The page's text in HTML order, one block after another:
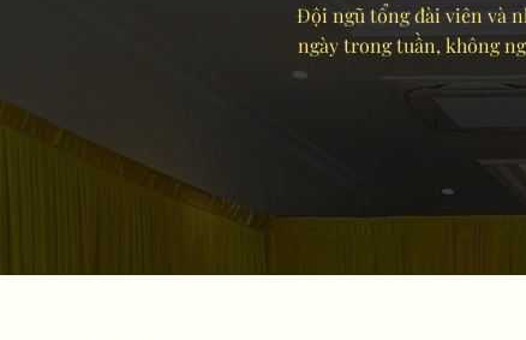
Đội ngũ tổng đài viên và
ngày trong tuần, không